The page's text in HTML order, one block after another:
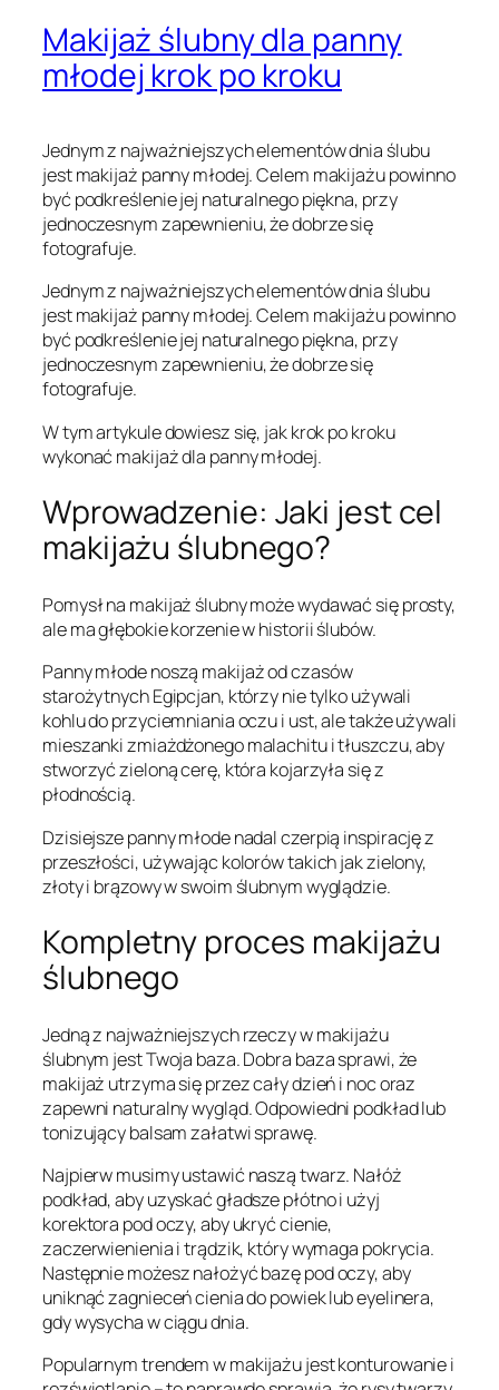
Makijaż ślubny dla panny
młodej krok po kroku
Jednym z najważniejszych elementów dnia ślubu
jest makijaż panny młodej. Celem makijażu powinno
być podkreślenie jej naturalnego piękna, przy
jednoczesnym zapewnieniu, że dobrze się
fotografuje.
Jednym z najważniejszych elementów dnia ślubu
jest makijaż panny młodej. Celem makijażu powinno
być podkreślenie jej naturalnego piękna, przy
jednoczesnym zapewnieniu, że dobrze się
fotografuje.
W tym artykule dowiesz się, jak krok po kroku
wykonać makijaż dla panny młodej.
Wprowadzenie: Jaki jest cel
makijażu ślubnego?
Pomysł na makijaż ślubny może wydawać się prosty,
ale ma głębokie korzenie w historii ślubów.
Panny młode noszą makijaż od czasów
starożytnych Egipcjan, którzy nie tylko używali
kohlu do przyciemniania oczu i ust, ale także używali
mieszanki zmiażdżonego malachitu i tłuszczu, aby
stworzyć zieloną cerę, która kojarzyła się z
płodnością.
Dzisiejsze panny młode nadal czerpią inspirację z
przeszłości, używając kolorów takich jak zielony,
złoty i brązowy w swoim ślubnym wyglądzie.
Kompletny proces makijażu
ślubnego
Jedną z najważniejszych rzeczy w makijażu
ślubnym jest Twoja baza. Dobra baza sprawi, że
makijaż utrzyma się przez cały dzień i noc oraz
zapewni naturalny wygląd. Odpowiedni podkład lub
tonizujący balsam załatwi sprawę.
Najpierw musimy ustawić naszą twarz. Nałóż
podkład, aby uzyskać gładsze płótno i użyj
korektora pod oczy, aby ukryć cienie,
zaczerwienienia i trądzik, który wymaga pokrycia.
Następnie możesz nałożyć bazę pod oczy, aby
uniknąć zagnieceń cienia do powiek lub eyelinera,
gdy wysycha w ciągu dnia.
Popularnym trendem w makijażu jest konturowanie i